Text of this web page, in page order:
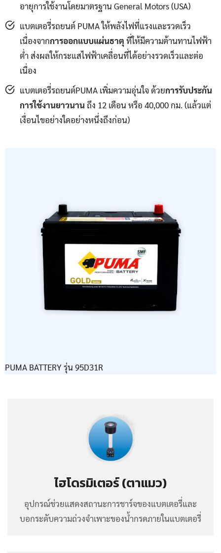
อายุการใช้งานโดยมาตรฐาน General Motors (USA)
แบตเตอรี่รถยนต์ PUMA ให้พลังไฟที่แรงและรวดเร็ว
เนื่องจากการออกแบบแผ่นธาตุ ที่ให้มีความต้านทานไฟฟ้า
ต่ำ ส่งผลให้กระแสไฟฟ้าเคลื่อนที่ได้อย่างรวดเร็วและต่อ
เนื่อง
แบตเตอรี่รถยนต์PUMA เพิ่มความอุ่นใจ ด้วยการรับประกัน
การใช้งานยาวนานถึง 12 เดือน หรือ 40,000 กม. (แล้วแต่
เงื่อนไขอย่างใดอย่างหนึ่งถึงก่อน)
PUMA BATTERY รุ่น 95D31R
ไฮโดรมิเตอร์ (ตาแมว)
อุปกรณ์ช่วยแสดงสถานะการชาร์จของแบตเตอรี่และ
บอกระดับความถ่วงจำเพาะของน้ำกรดภายในแบตเตอรี่